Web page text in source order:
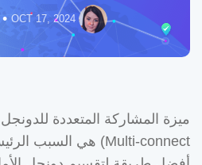
• OCT 17, 2024
ميزة المشاركة المتعددة